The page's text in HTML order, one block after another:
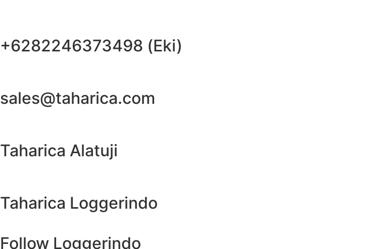
+6282246373498 (Eki)
sales@taharica.com
Taharica Alatuji
Taharica Loggerindo
Follow Loggerindo